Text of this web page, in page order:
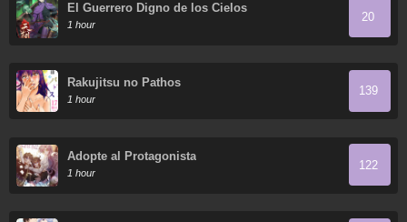
El Guerrero Digno de los Cielos
1 hour
20
Rakujitsu no Pathos
1 hour
139
Adopte al Protagonista
1 hour
122